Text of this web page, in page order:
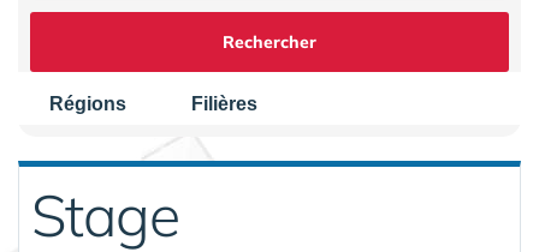
Rechercher
Régions Filières
Stage